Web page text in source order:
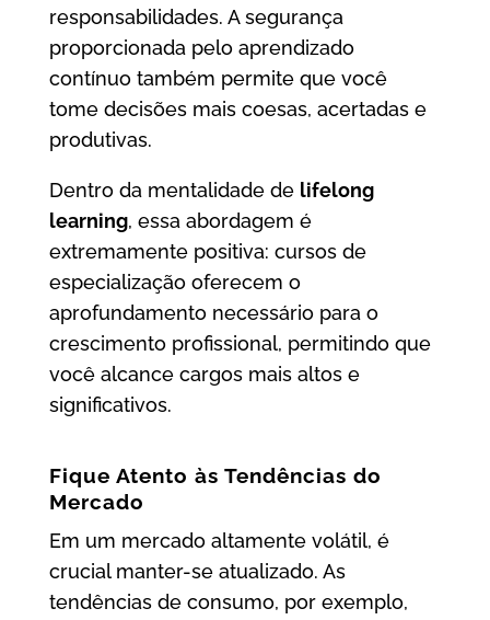
responsabilidades. A segurança
proporcionada pelo aprendizado
contínuo também permite que você
tome decisões mais coesas, acertadas e
produtivas.
Dentro da mentalidade de lifelong
learning, essa abordagem é
extremamente positiva: cursos de
especialização oferecem o
aprofundamento necessário para o
crescimento profissional, permitindo que
você alcance cargos mais altos e
significativos.
Fique Atento às Tendências do
Mercado
Em um mercado altamente volátil, é
crucial manter-se atualizado. As
tendências de consumo, por exemplo,